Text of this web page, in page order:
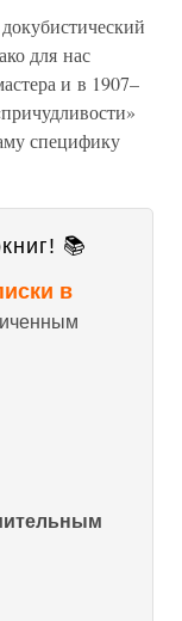
для нас
и в 1907–
специфику
📚
в